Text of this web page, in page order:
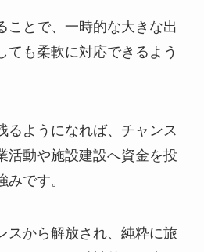
ことで、一時的な大きな出
ても柔軟に対応できるよう
るようになれば、チャンス
活動や施設建設へ資金を投
みです。
スから解放され、純粋に旅